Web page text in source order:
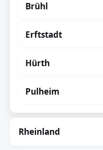
Brühl
Erftstadt
Hürth
Pulheim
Rheinland